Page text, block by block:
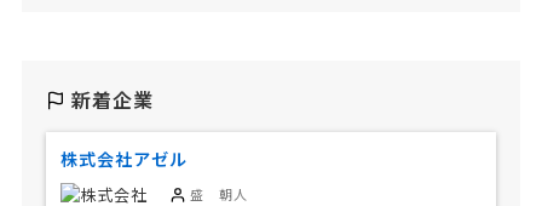
新着企業
株式会社アゼル
盛 朝人